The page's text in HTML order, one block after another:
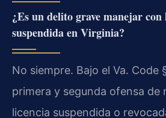
¿Es un delito grave manejar
suspendida en Virginia?
No siempre. Bajo el Va. Code
primera y segunda ofensa de
licencia suspendida o